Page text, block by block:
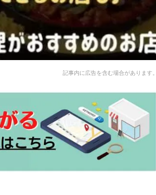
記事内に広告を含む場合があります。